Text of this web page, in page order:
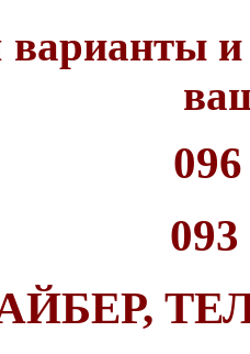
варианты